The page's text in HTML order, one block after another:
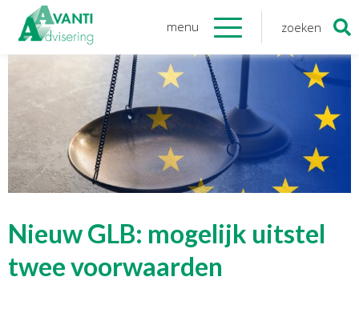
menu zoeken
Onze medewerkers
NOAB gecertificeerd
Algemene verordening
gegevensbescherming
Sponsoring
Onze diensten
Zoeken
Nieuw GLB: mogelijk uitstel
twee voorwaarden